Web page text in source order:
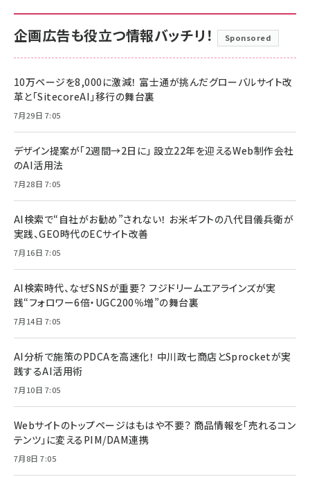
企画広告も役立つ情報バッチリ！ Sponsored
10万ページを8,000に激減！ 富士通が挑んだグローバルサイト改
革と「SitecoreAI」移行の舞台裏
7月29日 7:05
デザイン提案が「2週間→2日に」 設立22年を迎えるWeb制作会社
のAI活用法
7月28日 7:05
AI検索で“自社がお勧め”されない！ お米ギフトの八代目儀兵衛が
実践、GEO時代のECサイト改善
7月16日 7:05
AI検索時代、なぜSNSが重要？ フジドリームエアラインズが実
践“フォロワー6倍・UGC200％増”の舞台裏
7月14日 7:05
AI分析で施策のPDCAを高速化！ 中川政七商店とSprocketが実
践するAI活用術
7月10日 7:05
Webサイトのトップページはもはや不要？ 商品情報を「売れるコン
テンツ」に変えるPIM/DAM連携
7月8日 7:05